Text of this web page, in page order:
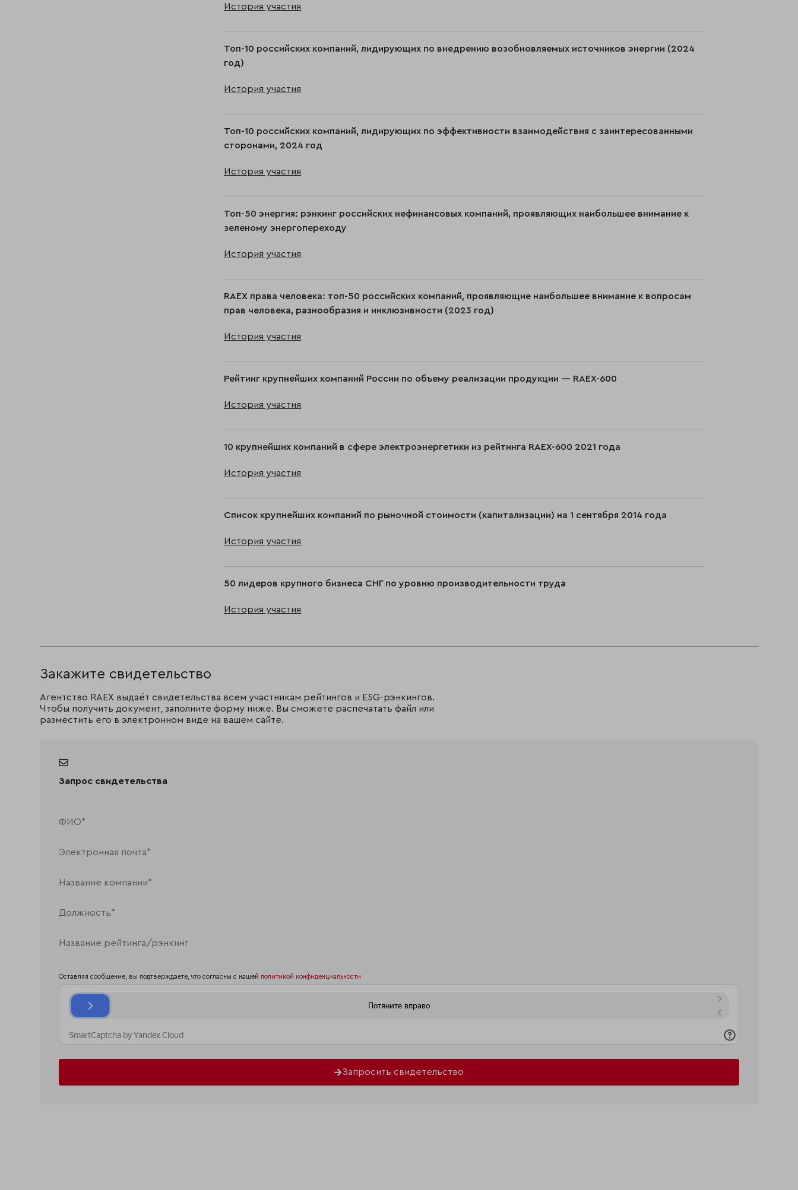
История участия
Топ-10 российских компаний, лидирующих по внедрению возобновляемых источников энергии (2024
год)
История участия
Топ-10 российских компаний, лидирующих по эффективности взаимодействия с заинтересованными
сторонами, 2024 год
История участия
Toп-50 энергия: рэнкинг российских нефинансовых компаний, проявляющих наибольшее внимание к
зеленому энергопереходу
История участия
RAEX права человека: топ-50 российских компаний, проявляющие наибольшее внимание к вопросам
прав человека, разнообразия и инклюзивности (2023 год)
История участия
Рейтинг крупнейших компаний России по объему реализации продукции — RAEX-600
История участия
10 крупнейших компаний в сфере электроэнергетики из рейтинга RAEX-600 2021 года
История участия
Список крупнейших компаний по рыночной стоимости (капитализации) на 1 сентября 2014 года
История участия
50 лидеров крупного бизнеса СНГ по уровню производительности труда
История участия
Закажите свидетельство
Агентство RAEX выдаёт свидетельства всем участникам рейтингов и ESG-рэнкингов.
Чтобы получить документ, заполните форму ниже. Вы сможете распечатать файл или
разместить его в электронном виде на вашем сайте.
Запрос свидетельства
Оставляя сообщение, вы подтверждаете, что согласны с нашей политикой конфиденциальности
Запросить свидетельство